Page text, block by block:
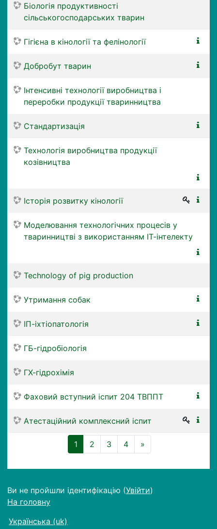
Біологія продуктивності
сільськогосподарських тварин
Гігієна в кінології та фелінології
Добробут тварин
Інтенсивні технології виробництва і
переробки продукції тваринництва
Стандартизація
Технологія виробництва продукції
козівництва
Історія розвитку кінології
Моделювання технологічних процесів у
тваринництві з використанням ІТ-інтелекту
Technology of pig production
Утримання собак
ІП-іхтіопатологія
ГБ-гідробіологія
ГХ-гідрохімія
Фаховий вступний іспит 204 ТВППТ
Атестаційний комплексний іспит
1(поточний)
2 3 4 »Далі
Ви не пройшли ідентифікацію (Увійти)
На головну
Українська ‎(uk)‎